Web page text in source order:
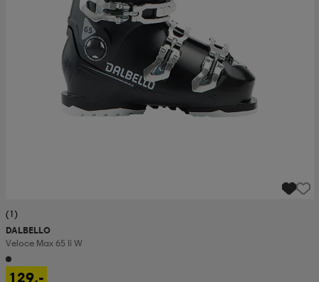
(1)
DALBELLO
Veloce Max 65 Ii W
129,-